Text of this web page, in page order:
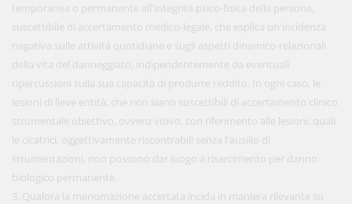
temporanea o permanente all'integrità psico-fisica della persona,
suscettibile di accertamento medico-legale, che esplica un'incidenza
negativa sulle attività quotidiane e sugli aspetti dinamico-relazionali
della vita del danneggiato, indipendentemente da eventuali
ripercussioni sulla sua capacità di produrre reddito. In ogni caso, le
lesioni di lieve entità, che non siano suscettibili di accertamento clinico
strumentale obiettivo, ovvero visivo, con riferimento alle lesioni, quali
le cicatrici, oggettivamente riscontrabili senza l'ausilio di
strumentazioni, non possono dar luogo a risarcimento per danno
biologico permanente.
3. Qualora la menomazione accertata incida in maniera rilevante su